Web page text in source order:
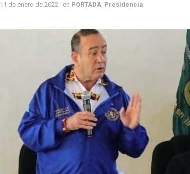
11 de enero de 2022 en PORTADA Presidencia